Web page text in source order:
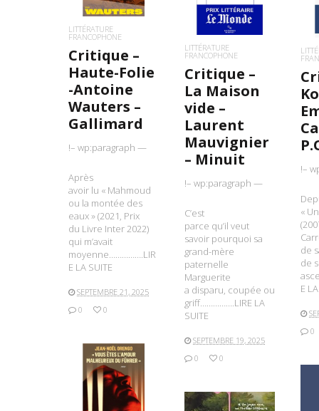
LITTÉRATURE
FRANCOPHONE
Critique –
Haute-Folie
-Antoine
Wauters –
Gallimard
!– wp:paragraph —
Après
avoir lu « Mahmoud
ou la montée des
eaux » (2021, Prix
du Livre Inter 2022)
qui m’avait
moyenne…………….LIR
E LA SUITE
SEPTEMBRE 21, 2025
0
0
LITTÉRATURE
FRANCOPHONE
Critique –
La Maison
vide –
Laurent
Mauvignier
– Minuit
!– wp:paragraph —
C’est
parce qu’il veut
savoir pourquoi sa
grand-mère
paternelle
Marguerite
a disparu, coupée ou
griff…………….LIRE LA
SUITE
SEPTEMBRE 19, 2025
0
0
!–
«
de
de
E
0
LIRE LA SUITE